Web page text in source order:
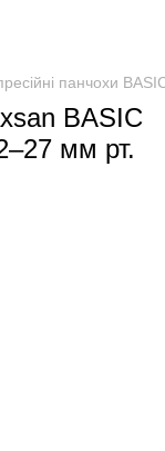
панчохи
BASIC
мм рт.